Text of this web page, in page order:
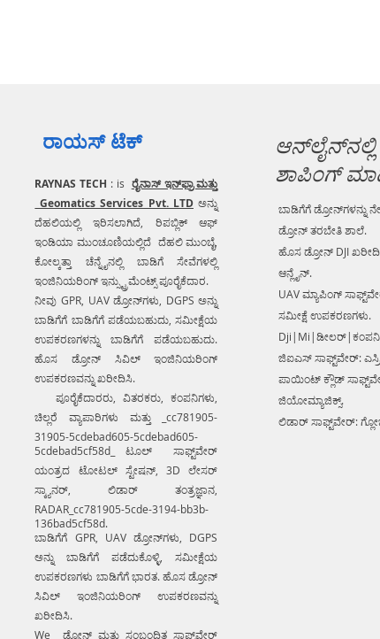
ರಾಯಸ್ ಟೆಕ್
RAYNAS TECH : is ರೈನಾಸ್ ಇನ್‌ಫ್ರಾ ಮತ್ತು
Geomatics Services Pvt. LTD ಅನ್ನು
ದೆಹಲಿಯಲ್ಲಿ ಇರಿಸಲಾಗಿದೆ, ರಿಪಬ್ಲಿಕ್ ಆಫ್
ಇಂಡಿಯಾ ಮುಂಚೂಣಿಯಲ್ಲಿದೆ ದೆಹಲಿ ಮುಂಬೈ,
ಕೋಲ್ಕತ್ತಾ ಚೆನ್ನೈನಲ್ಲಿ ಬಾಡಿಗೆ ಸೇವೆಗಳಲ್ಲಿ
ಇಂಜಿನಿಯರಿಂಗ್ ಇನ್ಸ್ಟ್ರುಮೆಂಟ್ಸ್ ಪೂರೈಕೆದಾರ.
ನೀವು GPR, UAV ಡ್ರೋನ್‌ಗಳು, DGPS ಅನ್ನು
ಬಾಡಿಗೆಗೆ ಬಾಡಿಗೆಗೆ ಪಡೆಯಬಹುದು, ಸಮೀಕ್ಷೆಯ
ಉಪಕರಣಗಳನ್ನು ಬಾಡಿಗೆಗೆ ಪಡೆಯಬಹುದು.
ಹೊಸ ಡ್ರೋನ್ ಸಿವಿಲ್ ಇಂಜಿನಿಯರಿಂಗ್
ಉಪಕರಣವನ್ನು ಖರೀದಿಸಿ.
ಪೂರೈಕೆದಾರರು, ವಿತರಕರು, ಕಂಪನಿಗಳು,
ಚಿಲ್ಲರೆ ವ್ಯಾಪಾರಿಗಳು ಮತ್ತು _cc781905-
31905-5cdebad605-5cdebad605-
5cdebad5cf58d_ ಟೂಲ್ ಸಾಫ್ಟ್‌ವೇರ್
ಯಂತ್ರದ ಟೋಟಲ್ ಸ್ಟೇಷನ್, 3D ಲೇಸರ್
ಸ್ಕ್ಯಾನರ್, ಲಿಡಾರ್ ತಂತ್ರಜ್ಞಾನ,
RADAR_cc781905-5cde-3194-bb3b-
136bad5cf58d.
ಬಾಡಿಗೆಗೆ GPR, UAV ಡ್ರೋನ್‌ಗಳು, DGPS
ಅನ್ನು ಬಾಡಿಗೆಗೆ ಪಡೆದುಕೊಳ್ಳಿ, ಸಮೀಕ್ಷೆಯ
ಉಪಕರಣಗಳು ಬಾಡಿಗೆಗೆ ಭಾರತ. ಹೊಸ ಡ್ರೋನ್
ಸಿವಿಲ್ ಇಂಜಿನಿಯರಿಂಗ್ ಉಪಕರಣವನ್ನು
ಖರೀದಿಸಿ.
We ಡ್ರೋನ್ ಮತ್ತು ಸಂಬಂಧಿತ ಸಾಫ್ಟ್‌ವೇರ್
ಆನ್‌ಲೈನ್‌ನಲ್ಲಿ
ಶಾಪಿಂಗ್
ಬಾಡಿಗೆಗೆ ಡ್ರೋನ್‌ಗಳನ್ನು
ಡ್ರೋನ್ ತರಬೇತಿ ಶಾಲೆ.
ಹೊಸ ಡ್ರೋನ್ DJI
ಆನ್ಲೈನ್.
UAV ಮ್ಯಾಪಿಂಗ್
ಸಮೀಕ್ಷೆ ಉಪಕರಣಗಳು.
ಜಿಐಎಸ್ ಸಾಫ್ಟ್‌ವೇರ್:
ಪಾಯಿಂಟ್ ಕ್ಲೌಡ್
ಜಿಯೋಮ್ಯಾಜಿಕ್ಸ್.
ಲಿಡಾರ್ ಸಾಫ್ಟ್‌ವೇರ್: